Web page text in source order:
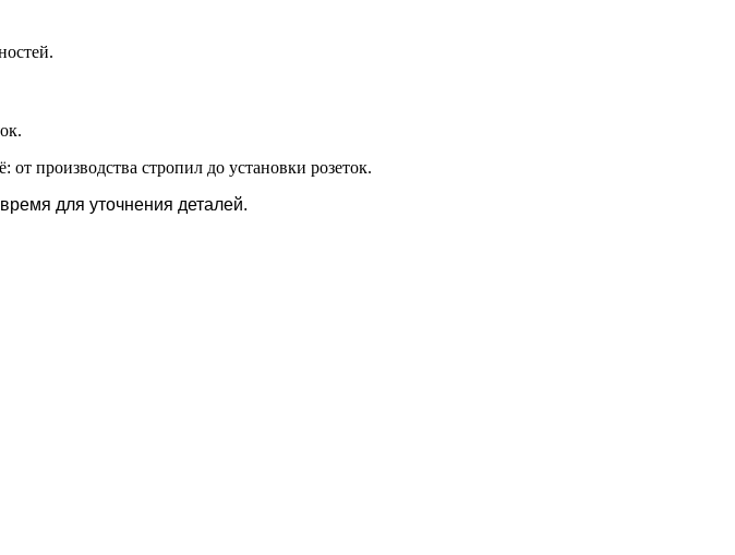
производства стропил до установки розеток.
для уточнения деталей.